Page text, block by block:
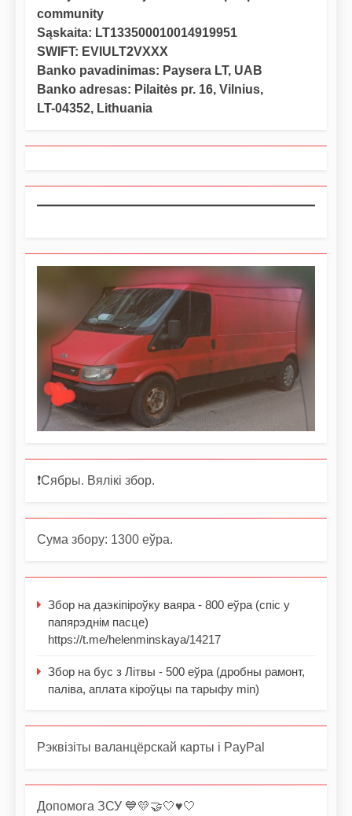
community
Sąskaita: LT133500010014919951
SWIFT: EVIULT2VXXX
Banko pavadinimas: Paysera LT, UAB
Banko adresas: Pilaitės pr. 16, Vilnius,
LT-04352, Lithuania
❗️Сябры. Вялікі збор.
Сума збору: 1300 еўра.
Збор на даэкіпіроўку ваяра - 800 еўра (спіс у
папярэднім пасце)
https://t.me/helenminskaya/14217
Збор на бус з Літвы - 500 еўра (дробны рамонт,
паліва, аплата кіроўцы па тарыфу min)
Рэквізіты валанцёрскай карты і PayPal
Допомога ЗСУ 💙💛🤝🤍♥️🤍